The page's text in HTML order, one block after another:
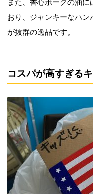
おり、ジャンキーなハ
が抜群の逸品です。
コスパが高すぎる